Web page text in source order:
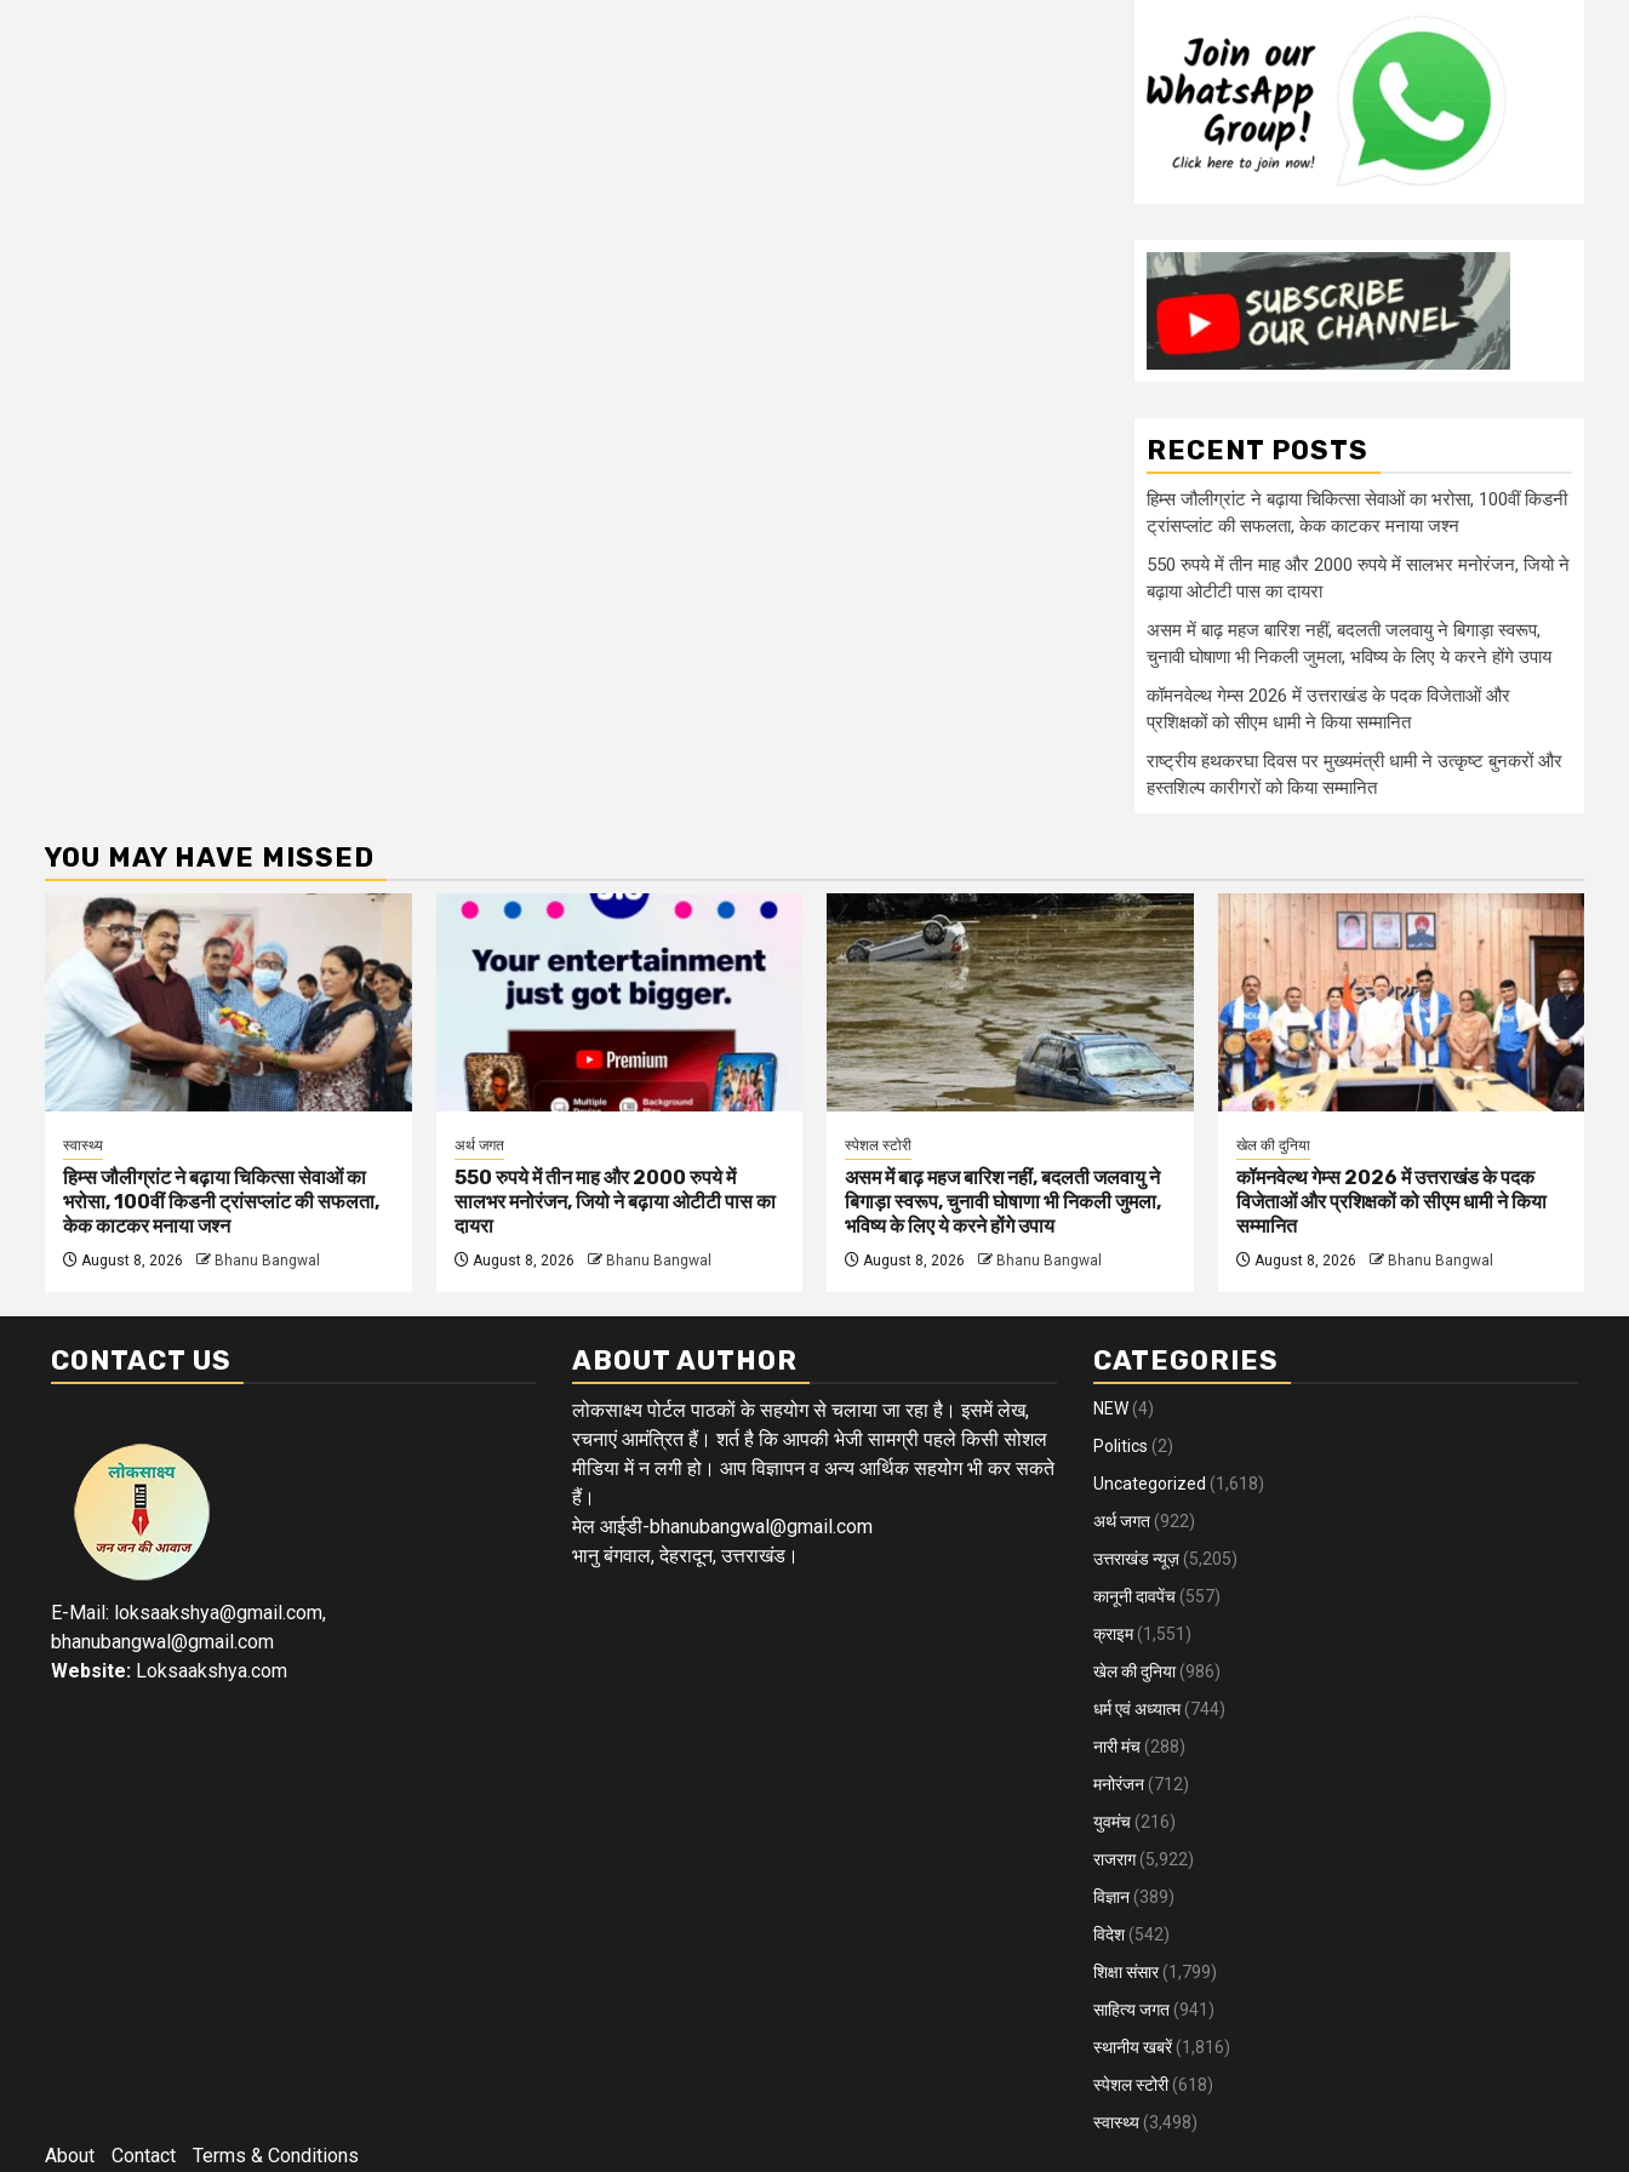
RECENT POSTS
हिम्स जौलीग्रांट ने बढ़ाया चिकित्सा सेवाओं का भरोसा, 100वीं किडनी
ट्रांसप्लांट की सफलता, केक काटकर मनाया जश्न
550 रुपये में तीन माह और 2000 रुपये में सालभर मनोरंजन, जियो ने
बढ़ाया ओटीटी पास का दायरा
असम में बाढ़ महज बारिश नहीं, बदलती जलवायु ने बिगाड़ा स्वरूप,
चुनावी घोषाणा भी निकली जुमला, भविष्य के लिए ये करने होंगे उपाय
कॉमनवेल्थ गेम्स 2026 में उत्तराखंड के पदक विजेताओं और
प्रशिक्षकों को सीएम धामी ने किया सम्मानित
राष्ट्रीय हथकरघा दिवस पर मुख्यमंत्री धामी ने उत्कृष्ट बुनकरों और
हस्तशिल्प कारीगरों को किया सम्मानित
YOU MAY HAVE MISSED
स्वास्थ्य
हिम्स जौलीग्रांट ने बढ़ाया चिकित्सा सेवाओं का
भरोसा, 100वीं किडनी ट्रांसप्लांट की सफलता,
केक काटकर मनाया जश्न
August 8, 2026 Bhanu Bangwal
अर्थ जगत
550 रुपये में तीन माह और 2000 रुपये में
सालभर मनोरंजन, जियो ने बढ़ाया ओटीटी पास का
दायरा
August 8, 2026 Bhanu Bangwal
स्पेशल स्टोरी
असम में बाढ़ महज बारिश नहीं, बदलती जलवायु ने
बिगाड़ा स्वरूप, चुनावी घोषाणा भी निकली जुमला,
भविष्य के लिए ये करने होंगे उपाय
August 8, 2026 Bhanu Bangwal
खेल की दुनिया
कॉमनवेल्थ गेम्स 2026 में उत्तराखंड के पदक
विजेताओं और प्रशिक्षकों को सीएम धामी ने किया
सम्मानित
August 8, 2026 Bhanu Bangwal
CONTACT US
E-Mail: loksaakshya@gmail.com,
bhanubangwal@gmail.com
Website: Loksaakshya.com
ABOUT AUTHOR
लोकसाक्ष्य पोर्टल पाठकों के सहयोग से चलाया जा रहा है। इसमें लेख,
रचनाएं आमंत्रित हैं। शर्त है कि आपकी भेजी सामग्री पहले किसी सोशल
मीडिया में न लगी हो। आप विज्ञापन व अन्य आर्थिक सहयोग भी कर सकते
हैं।
मेल आईडी-bhanubangwal@gmail.com
भानु बंगवाल, देहरादून, उत्तराखंड।
CATEGORIES
NEW (4)
Politics (2)
Uncategorized (1,618)
अर्थ जगत (922)
उत्तराखंड न्यूज़ (5,205)
कानूनी दावपेंच (557)
क्राइम(1,551)
खेल की दुनिया(986)
धर्म एवं अध्यात्म(744)
नारी मंच (288)
मनोरंजन (712)
युवमंच (216)
राजराग(5,922)
विज्ञान (389)
विदेश (542)
शिक्षा संसार(1,799)
साहित्य जगत (941)
स्थानीय खबरें(1,816)
स्पेशल स्टोरी(618)
स्वास्थ्य (3,498)
About Contact Terms & Conditions